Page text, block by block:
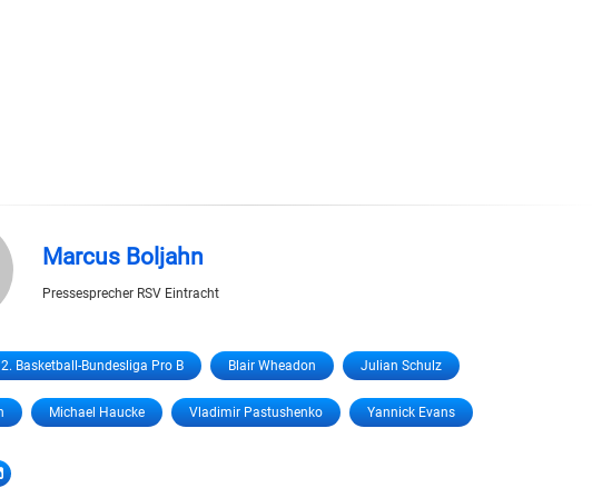
Marcus Boljahn
Pressesprecher RSV Eintracht
2. Basketball-Bundesliga Pro B Blair Wheadon Julian Schulz
Michael Haucke Vladimir Pastushenko Yannick Evans